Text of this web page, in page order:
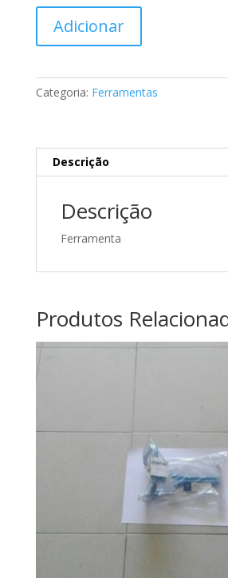
Ferramenta
W221589002700
Adicionar
Categoria: Ferramentas
Descrição
Descrição
Ferramenta
Produtos